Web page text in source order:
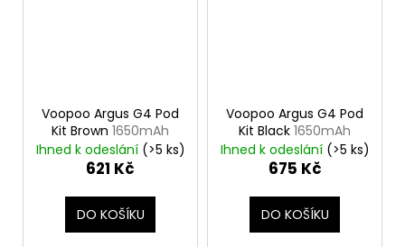
Voopoo Argus G4 Pod
Kit Brown 1650mAh
Ihned k odeslání (>5 ks)
621 Kč
DO KOŠÍKU
Voopoo Argus G4 Pod
Kit Black 1650mAh
Ihned k odeslání (>5 ks)
675 Kč
DO KOŠÍKU